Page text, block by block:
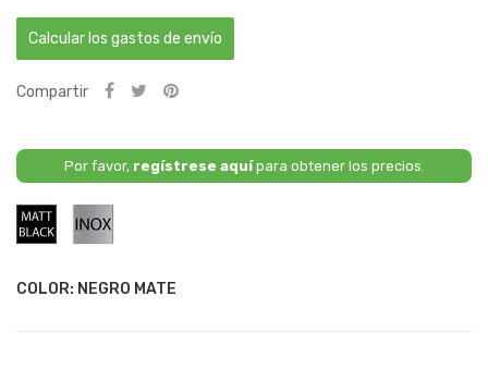
Calcular los gastos de envío
Compartir
Por favor, regístrese aquípara obtener los precios.
COLOR: NEGRO MATE
Negro
Mate